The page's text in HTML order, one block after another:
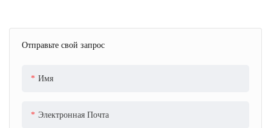
Отправьте свой запрос
Имя
Электронная Почта
ребристой алюминиевой
поверхностью, которая добавляет
пространству